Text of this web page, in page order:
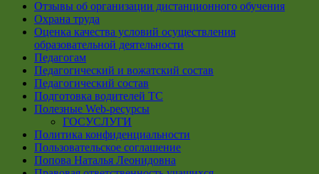
Отзывы об организации дистанционного обучения
Охрана труда
Оценка качества условий осуществления
образовательной деятельности
Педагогам
Педагогический и вожатский состав
Педагогический состав
Подготовка водителей ТС
Полезные Web-ресурсы
ГОСУСЛУГИ
Политика конфиденциальности
Пользовательское соглашение
Попова Наталья Леонидовна